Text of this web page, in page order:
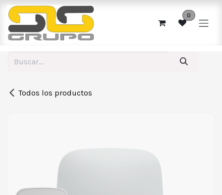
Ir al contenido
0
Todos los productos